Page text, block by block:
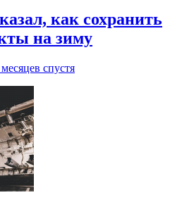
как сохранить
на зиму
спустя